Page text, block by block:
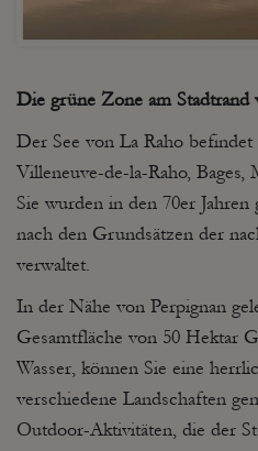
Die grüne Zone am Stadtrand
Der See von La Raho
Villeneuve-de-la-Raho, Bages,
Sie wurden in den 70er
nach den Grundsätzen der
verwaltet.
In der Nähe von Perpignan
Gesamtfläche von 50 Hektar
Wasser, können Sie eine
verschiedene Landschaften
Outdoor-Aktivitäten, die der